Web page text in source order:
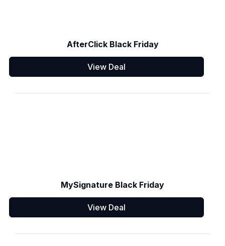
AfterClick Black Friday
View Deal
MySignature Black Friday
View Deal